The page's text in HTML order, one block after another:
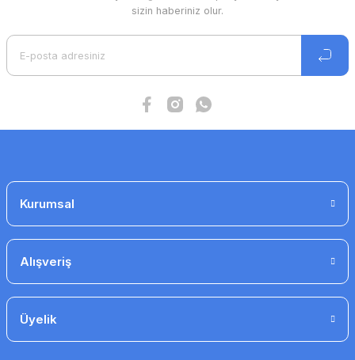
sizin haberiniz olur.
Kurumsal
Alışveriş
Üyelik